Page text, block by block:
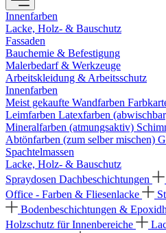
Innenfarben
Lacke, Holz- & Bauschutz
Fassaden
Bauchemie & Befestigung
Malerbedarf & Werkzeuge
Arbeitskleidung & Arbeitsschutz
Innenfarben
Meist gekaufte Wandfarben
Leimfarben Latexfarben
Mineralfarben (atmungsaktiv)
Abtönfarben (zum selber mischen)
Spachtelmassen
Lacke, Holz- & Bauschutz
Spraydosen Dachbeschichtungen
Office - Farben & Fliesenlacke
Bodenbeschichtungen &
Holzschutz für Innenbereiche